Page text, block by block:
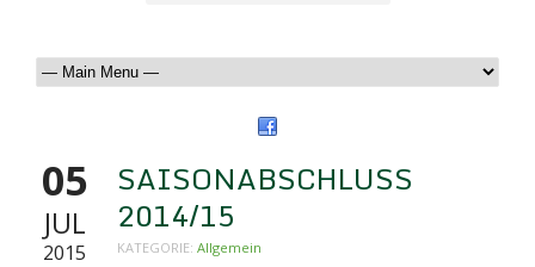
05
JUL
2015
SAISONABSCHLUSS
2014/15
KATEGORIE: Allgemein